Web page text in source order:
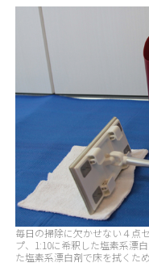
毎日の掃除に欠かせない４点
プ、1:10に希釈した塩素系漂
た塩素系漂白剤で床を拭くた